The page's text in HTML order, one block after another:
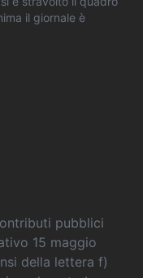
il giornale è
pubblici
15 maggio
della lettera f)